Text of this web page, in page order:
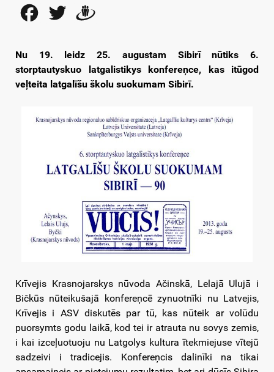
FacebookTwitter
Nu 19. leidz 25. augustam Sibirī nūtiks 6.
storptautyskuo latgalistikys konfereņce, kas itūgod
veļteita latgalīšu školu suokumam Sibirī.
Krīvejis Krasnojarskys nūvoda Ačinskā, Lelajā Ulujā i
Bičkūs nūteikušajā konfereņcē zynuotnīki nu Latvejis,
Krīvejis i ASV diskutēs par tū, kas nūteik ar volūdu
puorsymts godu laikā, kod tei ir atrauta nu sovys zemis,
i kai izceļuotuoju nu Latgolys kultura ītekmiejuse vītejū
sadzeivi i tradicejis. Konfereņcis dalinīki na tikai